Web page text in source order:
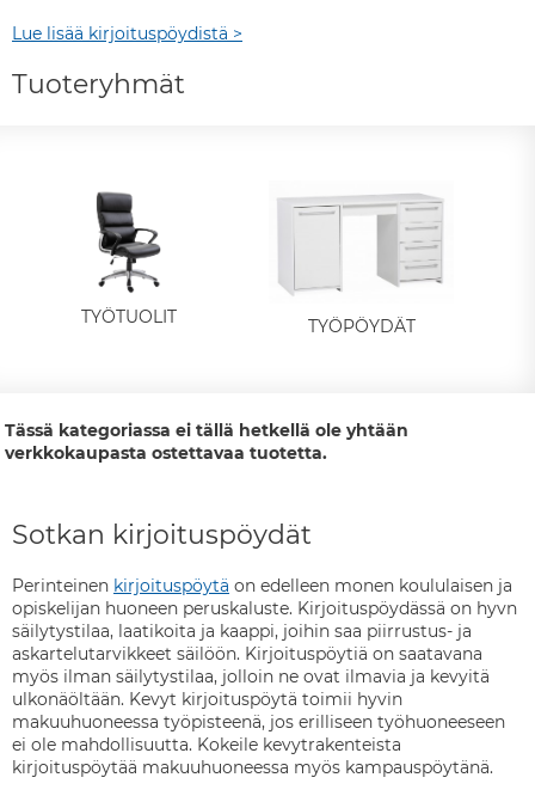
Lue lisää kirjoituspöydistä >
Tuoteryhmät
TYÖTUOLIT TYÖPÖYDÄT
Tässä kategoriassa ei tällä hetkellä ole yhtään
verkkokaupasta ostettavaa tuotetta.
Sotkan kirjoituspöydät
Perinteinen kirjoituspöytä on edelleen monen koululaisen ja
opiskelijan huoneen peruskaluste. Kirjoituspöydässä on hyvn
säilytystilaa, laatikoita ja kaappi, joihin saa piirrustus- ja
askartelutarvikkeet säilöön. Kirjoituspöytiä on saatavana
myös ilman säilytystilaa, jolloin ne ovat ilmavia ja kevyitä
ulkonäöltään. Kevyt kirjoituspöytä toimii hyvin
makuuhuoneessa työpisteenä, jos erilliseen työhuoneeseen
ei ole mahdollisuutta. Kokeile kevytrakenteista
kirjoituspöytää makuuhuoneessa myös kampauspöytänä.